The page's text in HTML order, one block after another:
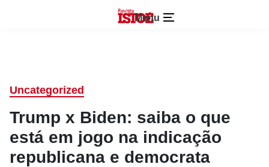
Menu
Uncategorized
Trump x Biden: saiba o que
está em jogo na indicação
republicana e democrata